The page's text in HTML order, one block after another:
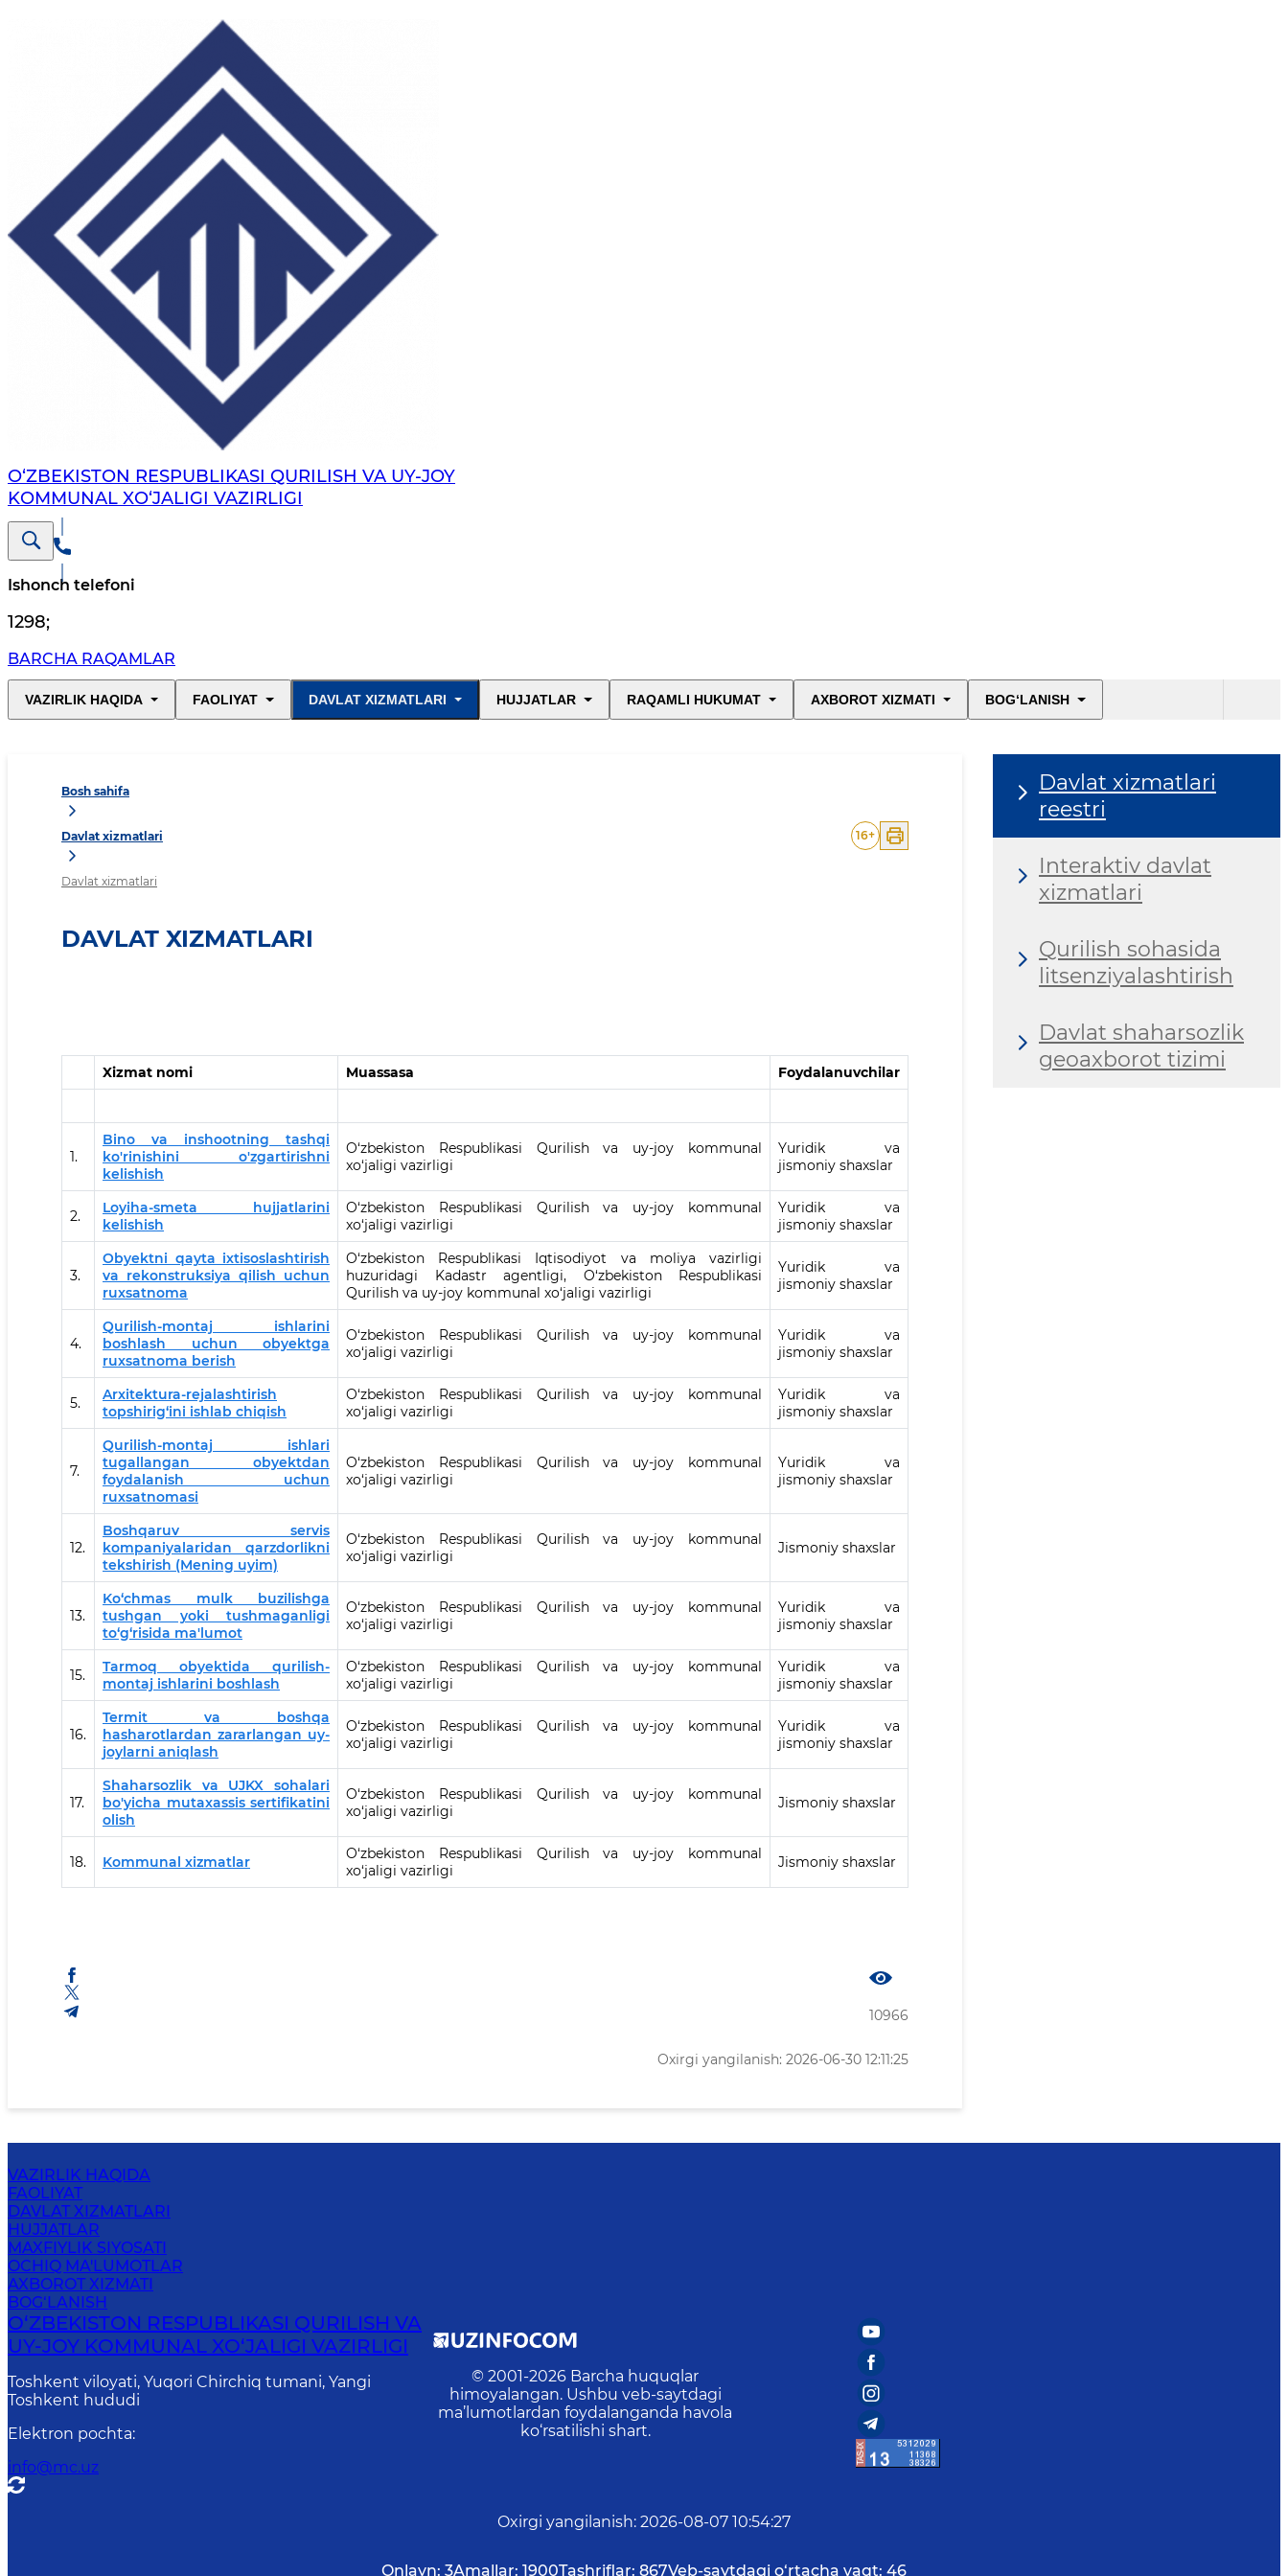
O‘ZBEKISTON RESPUBLIKASI QURILISH VA UY-JOY
KOMMUNAL XO‘JALIGI VAZIRLIGI
Ishonch telefoni
1298;
BARCHA RAQAMLAR
VAZIRLIK HAQIDA FAOLIYAT DAVLAT XIZMATLARI HUJJATLAR RAQAMLI HUKUMAT AXBOROT XIZMATI BOG‘LANISH
Bosh sahifa
Davlat xizmatlari
Davlat xizmatlari
16+
DAVLAT XIZMATLARI
Xizmat nomi Muassasa Foydalanuvchilar
1.
Bino va inshootning tashqi
ko'rinishini o'zgartirishni
kelishish
O‘zbekiston Respublikasi Qurilish va uy-joy kommunal
xo‘jaligi vazirligi
Yuridik va
jismoniy shaxslar
2.
Loyiha-smeta hujjatlarini
kelishish
O‘zbekiston Respublikasi Qurilish va uy-joy kommunal
xo‘jaligi vazirligi
Yuridik va
jismoniy shaxslar
3.
Obyektni qayta ixtisoslashtirish
va rekonstruksiya qilish uchun
ruxsatnoma
O‘zbekiston Respublikasi Iqtisodiyot va moliya vazirligi
huzuridagi Kadastr agentligi, O‘zbekiston Respublikasi
Qurilish va uy-joy kommunal xo‘jaligi vazirligi
Yuridik va
jismoniy shaxslar
4.
Qurilish-montaj ishlarini
boshlash uchun obyektga
ruxsatnoma berish
O‘zbekiston Respublikasi Qurilish va uy-joy kommunal
xo‘jaligi vazirligi
Yuridik va
jismoniy shaxslar
5.
Arxitektura-rejalashtirish
topshirig‘ini ishlab chiqish
O‘zbekiston Respublikasi Qurilish va uy-joy kommunal
xo‘jaligi vazirligi
Yuridik va
jismoniy shaxslar
7.
Qurilish-montaj ishlari
tugallangan obyektdan
foydalanish uchun
ruxsatnomasi
O‘zbekiston Respublikasi Qurilish va uy-joy kommunal
xo‘jaligi vazirligi
Yuridik va
jismoniy shaxslar
12.
Boshqaruv servis
kompaniyalaridan qarzdorlikni
tekshirish (Mening uyim)
O‘zbekiston Respublikasi Qurilish va uy-joy kommunal
xo‘jaligi vazirligi
Jismoniy shaxslar
13.
Ko‘chmas mulk buzilishga
tushgan yoki tushmaganligi
to‘g‘risida ma'lumot
O‘zbekiston Respublikasi Qurilish va uy-joy kommunal
xo‘jaligi vazirligi
Yuridik va
jismoniy shaxslar
15.
Tarmoq obyektida qurilish-
montaj ishlarini boshlash
O‘zbekiston Respublikasi Qurilish va uy-joy kommunal
xo‘jaligi vazirligi
Yuridik va
jismoniy shaxslar
16.
Termit va boshqa
hasharotlardan zararlangan uy-
joylarni aniqlash
O‘zbekiston Respublikasi Qurilish va uy-joy kommunal
xo‘jaligi vazirligi
Yuridik va
jismoniy shaxslar
17.
Shaharsozlik va UJKX sohalari
bo'yicha mutaxassis sertifikatini
olish
O‘zbekiston Respublikasi Qurilish va uy-joy kommunal
xo‘jaligi vazirligi
Jismoniy shaxslar
18. Kommunal xizmatlar
O‘zbekiston Respublikasi Qurilish va uy-joy kommunal
xo‘jaligi vazirligi
Jismoniy shaxslar
10966
Oxirgi yangilanish: 2026-06-30 12:11:25
Davlat xizmatlari
reestri
Interaktiv davlat
xizmatlari
Qurilish sohasida
litsenziyalashtirish
Davlat shaharsozlik
geoaxborot tizimi
VAZIRLIK HAQIDA
FAOLIYAT
DAVLAT XIZMATLARI
HUJJATLAR
MAXFIYLIK SIYOSATI
OCHIQ MA'LUMOTLAR
AXBOROT XIZMATI
BOG‘LANISH
O‘ZBEKISTON RESPUBLIKASI QURILISH VA
UY-JOY KOMMUNAL XO‘JALIGI VAZIRLIGI
Toshkent viloyati, Yuqori Chirchiq tumani, Yangi
Toshkent hududi
Elektron pochta:
info@mc.uz
© 2001-2026 Barcha huquqlar
himoyalangan. Ushbu veb-saytdagi
ma’lumotlardan foydalanganda havola
ko‘rsatilishi shart.
Oxirgi yangilanish: 2026-08-07 10:54:27
Onlayn: 3Amallar: 1900Tashriflar: 867Veb-saytdagi o‘rtacha vaqt: 46